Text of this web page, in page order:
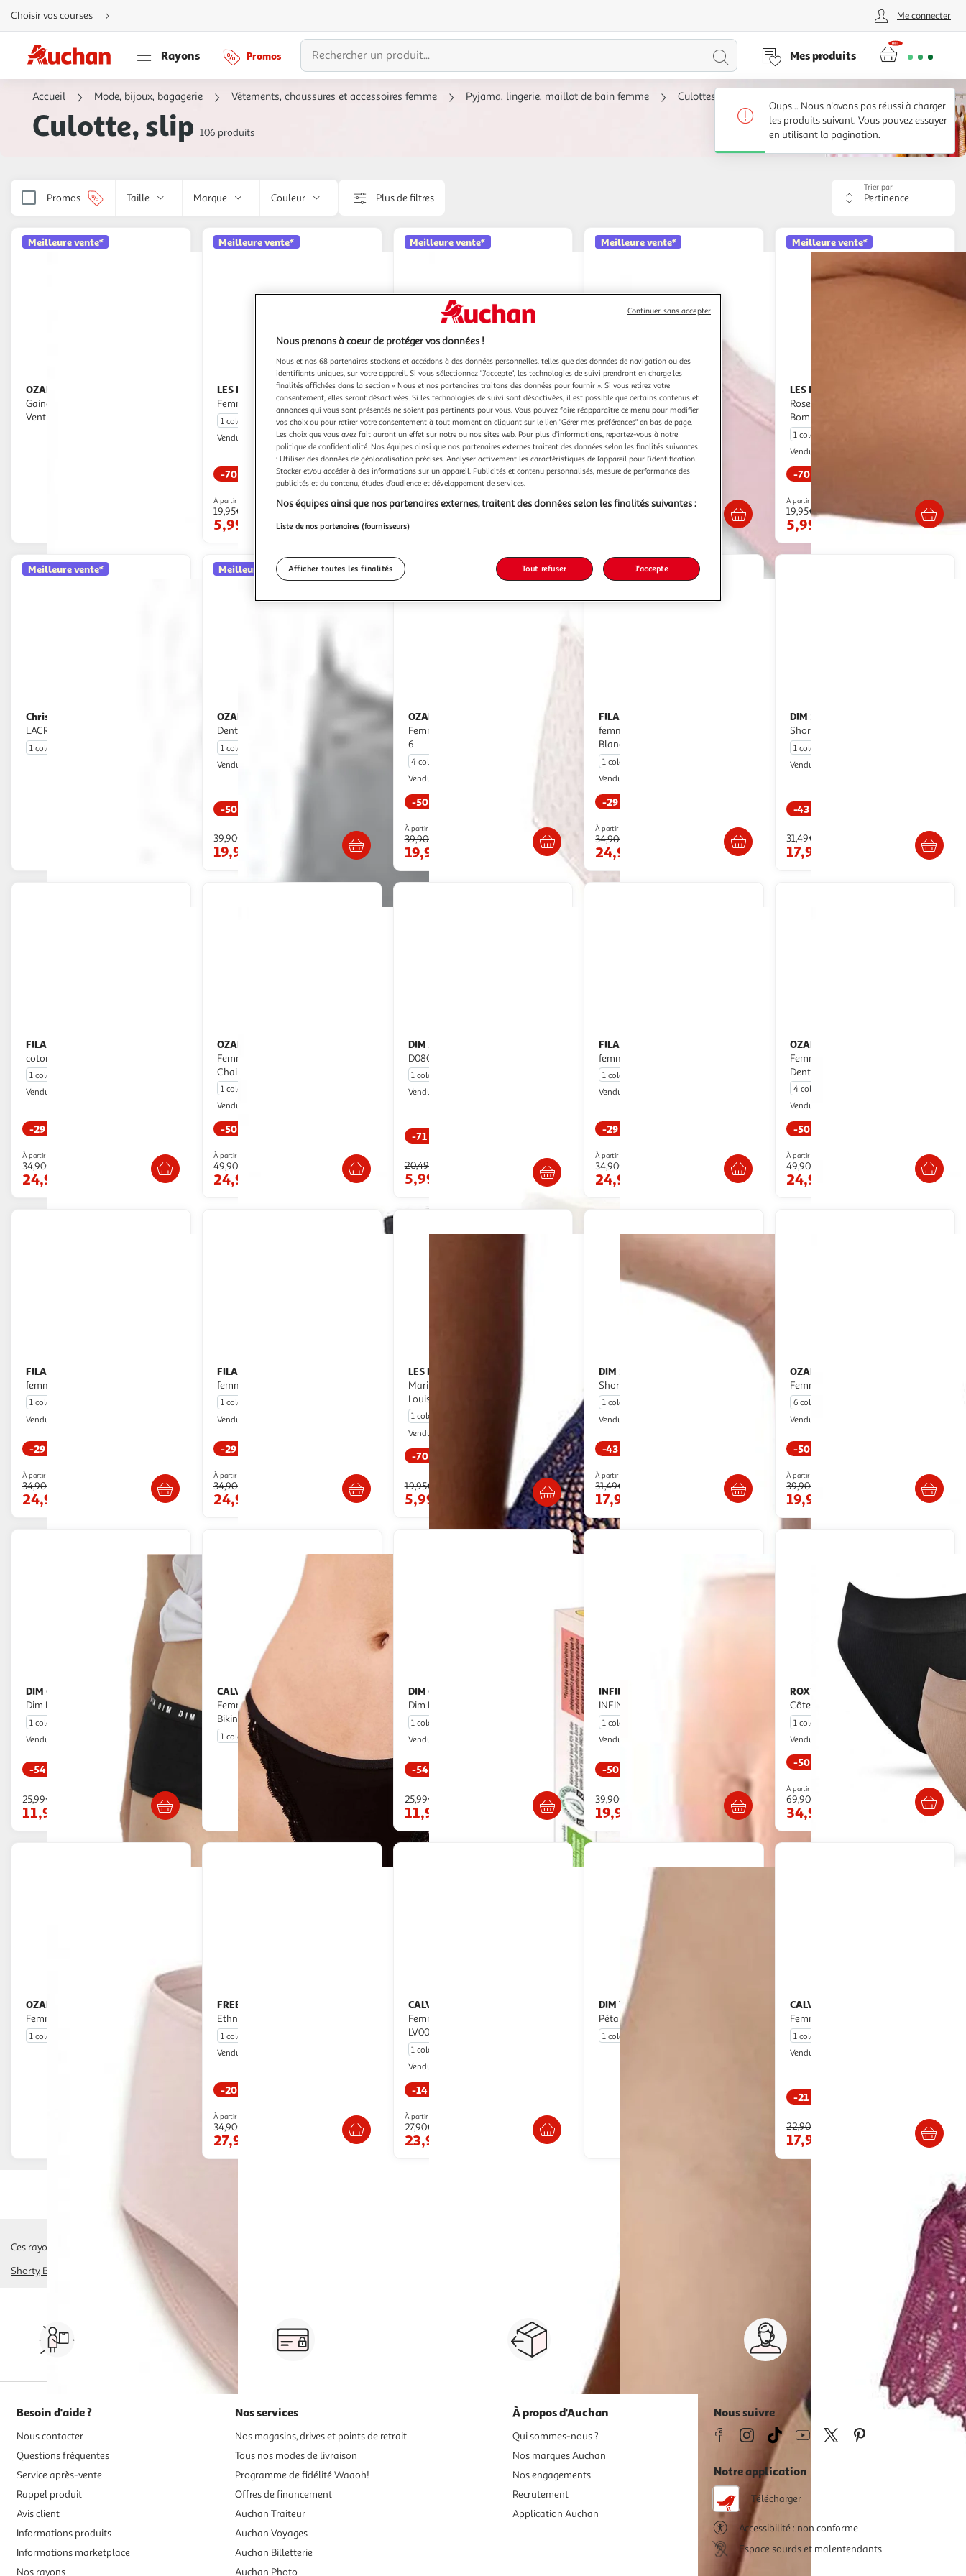
Aller
directement
au
Aller
directement
à
la
Aller
la
navigation
besoin
Choisir vos courses Me connecter
Rayons Promos
Lancer
la
recherche
Mes produits
Accueil Mode, bijoux, bagagerie Vêtements, chaussures et accessoires femme Pyjama, lingerie, maillot de bain femme Culottes et strings femme
Culotte, slip 106 produits
Promos Taille Marque Couleur Plus de filtres
Appliquer
tri.
page
Trier par
Meilleure vente*
OZABI
Gainante Femme Lot 4 Taille Haute
Ventre Plat
Meilleure vente*
LES PETITES BOMBESTanga Noir
Femme Les Petites Bombes Nila
1 coloris
Vendu par
Espace sport
-70 %
Livr. ou retrait dès 4/5 jours
À partir de
19,95€
5,99€
Meilleure vente*
OZABIOZABI Pack de Culottes
Femme Gainantes Dentelle
Invisible – Lot de 4
4 coloris
Vendu par Ozabi Market
-50 %
Livr. ou retrait dès 3/4 jours
À partir de
17,90€
Meilleure vente*
OZABIOZABI Lot 5 Culottes
Femme Coton Mini Dentelle Nœud
Satin
3 coloris
Vendu parOzabi Market
-50 %
À partir de
Meilleure vente*
LES PETITES BOMBES
Rose Clair Femme Les Petites
Bombes Nathalie
1 coloris
Vendu par
-70 %
À partir de
19,95€
5,99€
Meilleure vente*
Christian Lacroix
LACROIX X6
1 coloris
Meilleure vente*
OZABI
Dentelle
1 coloris
Vendu par
-50 %
39,90€
19,90€
OZABI
Femme Taille Haute Coton – Lot de
6
4 coloris
Vendu par
-50 %
Livr. ou retrait dès 3/4 jours
À partir de
39,90€
19,90€
FILA
femme Fila 6043 Noir Navy et
Blanc
1 coloris
Vendu par
-29 %
À partir de
34,90€
24,90€
DIM Shorty Beige Femme Dim
Shorty Diam's Minceur
1 coloris
Vendu par
-43 %
31,49€
17,99€
FILA
coton FU6043 couleur grise
1 coloris
Vendu par
-29 %
À partir de
34,90€
24,90€
OZABI
Femme Taille Haute Lot 2 Noir
Chair
1 coloris
Vendu par
-50 %
À partir de
49,90€
24,90€
DIM
D08GI
1 coloris
Vendu par
-71 %
20,49€
5,99€
FILA
femme FU6044
1 coloris
Vendu par
-29 %
À partir de
34,90€
24,90€
OZABI
Femme Gainantes Invisibles
Dentelle et Laser – Lot de 6
4 coloris
Vendu par
-50 %
À partir de
49,90€
24,90€
FILA
femme FU6044D
1 coloris
Vendu par
-29 %
À partir de
34,90€
24,90€
FILALot de 3 Culottes coton
femme
1 coloris
Vendu par
-29 %
À partir de
34,90€
24,90€
LES PETITES BOMBES
Marine Femme Les Petites Bombes
Louise
1 coloris
Vendu par
-70 %
Livr. ou retrait dès 4/5 jours
19,95€
5,99€
DIM Shorty Noir Femme Dim
Shorty Diam's Minceur
1 coloris
Vendu par
-43 %
À partir de
31,49€
17,99€
OZABI
Femme Coton – Lot de 6
6 coloris
Vendu par
-50 %
À partir de
39,90€
19,90€
DIM
Dim DAYB
1 coloris
Vendu par
-54 %
Livr. ou retrait dès 4/5 jours
25,99€
11,99€
CALVIN KLEIN JEANS
Femme Calvin Klein Jeans String
Bikini
1 coloris
Afficher le prix
DIM
Dim DCAY7
1 coloris
Vendu par
-54 %
25,99€
11,99€
INFINITIF PARIS
INFINITIF
1 coloris
Vendu par
-50 %
Livr. ou retrait dès 3/4 jours
39,90€
19,90€
ROXY
Côtelées x4 - Noir & Chair
1 coloris
Vendu par
-50 %
Livr. ou retrait dès 3/4 jours
À partir de
69,90€
34,90€
OZABI
Femme Coton Midi Confort
1 coloris
FREEGUN
Ethnic
1 coloris
Vendu par
-20 %
À partir de
34,90€
27,90€
CALVIN KLEIN JEANS
Femme Calvin Klein Jeans
LV00QF8086
1 coloris
Vendu par
-14 %
À partir de
27,90€
23,99€
DIM Tanga /Beige Femme Dim
Pétale
1 coloris
CALVIN KLEIN JEANS
Femme Calvin Klein Jeans Thong
1 coloris
Vendu par
-21 %
22,90€
17,99€
Ces rayons pourraient également vous intéresser :
Shorty, Boxer
Vos courses à domicile, en
drive ou click & collect
Retour produits : 30 jours
pour changer d’avis
8h>21h, dimanche 8h30>13h
Besoin d'aide ?
Nous contacter
Questions fréquentes
Service après-vente
Rappel produit
Avis client
Informations produits
Informations marketplace
Nos rayons
Nos services
Nos magasins, drives et points de retrait
Tous nos modes de livraison
Programme de fidélité Waaoh!
Offres de financement
Auchan Traiteur
Auchan Voyages
Auchan Billetterie
Auchan Photo
À propos d'Auchan
Qui sommes-nous ?
Nos marques Auchan
Nos engagements
Recrutement
Application Auchan
Nous suivre
Notre application
Télécharger
Accessibilité : non conforme
Espace sourds et malentendants
Oups... Nous n'avons pas réussi à charger
les produits suivant. Vous pouvez essayer
en utilisant la pagination.
Nous prenons à coeur de protéger vos données !
Nous et nos 68 partenaires stockons et accédons à des données personnelles, telles que des données de navigation ou des
identifiants uniques, sur votre appareil. Si vous sélectionnez "J'accepte", les technologies de suivi prendront en charge les
finalités affichées dans la section « Nous et nos partenaires traitons des données pour fournir ». Si vous retirez votre
consentement, elles seront désactivées. Si les technologies de suivi sont désactivées, il est possible que certains contenus et
annonces qui vous sont présentés ne soient pas pertinents pour vous. Vous pouvez faire réapparaître ce menu pour modifier
vos choix ou pour retirer votre consentement à tout moment en cliquant sur le lien "Gérer mes préférences" en bas de page.
Les choix que vous avez fait auront un effet sur notre ou nos sites web. Pour plus d’informations, reportez-vous à notre
politique de confidentialité. Nos équipes ainsi que nos partenaires externes traitent des données selon les finalités suivantes
: Utiliser des données de géolocalisation précises. Analyser activement les caractéristiques de l’appareil pour l’identification.
Stocker et/ou accéder à des informations sur un appareil. Publicités et contenu personnalisés, mesure de performance des
publicités et du contenu, études d’audience et développement de services.
Nos équipes ainsi que nos partenaires externes, traitent des données selon les finalités suivantes :
Liste de nos partenaires (fournisseurs)
Afficher toutes les finalités Tout refuser J'accepte
Continuer sans accepter